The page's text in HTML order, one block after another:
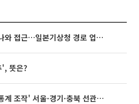
태풍 '돌핀' 오키나와 접근…일본기상청 경로 업데이트
', 뜻은?
' 서울·경기·충북 선관위 등 추가 압수수색